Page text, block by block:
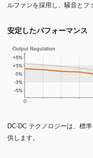
ルファンを採用し、騒音とフ
安定したパフォーマンス
DC-DC テクノロジーは、標
供します。